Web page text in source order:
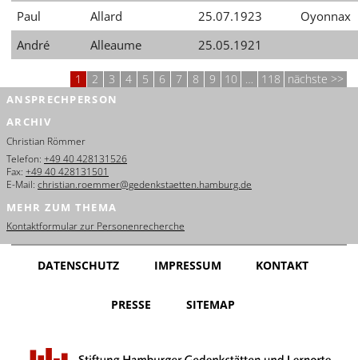
Paul Allard 25.07.1923
Oyonnax
André
Alleaume 25.05.1921
1 2 3 4 5 6 7 8 9 10 … 118 nächste
ANSPRECHPERSON
ARCHIV
Christian Römmer
Telefon: +49 40 428131526
Fax: +49 40 428131501
E-Mail: christian.roemmer@gedenkstaetten.hamburg.de
MEHR ZUM THEMA
Kontaktformular zur Personenrecherche
DATENSCHUTZ IMPRESSUM KONTAKT
PRESSE SITEMAP